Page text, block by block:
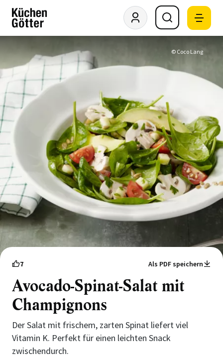
© Coco Lang
7 Als PDF speichern
Avocado-Spinat-Salat mit
Champignons
Der Salat mit frischem, zarten Spinat liefert viel
Vitamin K. Perfekt für einen leichten Snack
zwischendurch.